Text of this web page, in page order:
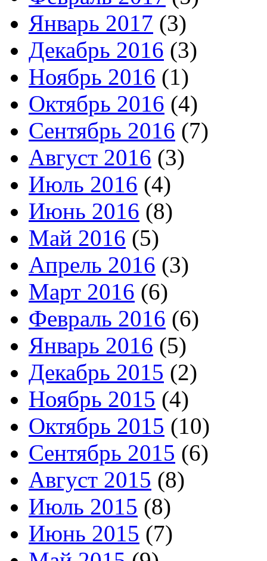
Январь 2017 (3)
Декабрь 2016 (3)
Ноябрь 2016 (1)
Октябрь 2016 (4)
Сентябрь 2016 (7)
Август 2016 (3)
Июль 2016 (4)
Июнь 2016 (8)
Май 2016 (5)
Апрель 2016 (3)
Март 2016 (6)
Февраль 2016 (6)
Январь 2016 (5)
Декабрь 2015 (2)
Ноябрь 2015 (4)
Октябрь 2015 (10)
Сентябрь 2015 (6)
Август 2015 (8)
Июль 2015 (8)
Июнь 2015 (7)